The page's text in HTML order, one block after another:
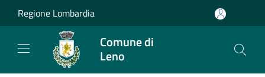
Salta al contenuto principale
Regione Lombardia
Comune di
Leno